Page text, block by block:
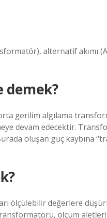
alternatif akımı
demek?
gerilim algılama
devam edecektir.
oluşan güç kaybına
ölçülebilir değerlere
ölçüm aletleri